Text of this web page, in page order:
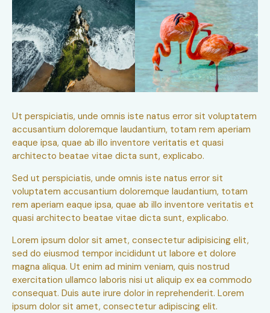
Ut perspiciatis, unde omnis iste natus error sit voluptatem
accusantium doloremque laudantium, totam rem aperiam
eaque ipsa, quae ab illo inventore veritatis et quasi
architecto beatae vitae dicta sunt, explicabo.
Sed ut perspiciatis, unde omnis iste natus error sit
voluptatem accusantium doloremque laudantium, totam
rem aperiam eaque ipsa, quae ab illo inventore veritatis et
quasi architecto beatae vitae dicta sunt, explicabo.
Lorem ipsum dolor sit amet, consectetur adipisicing elit,
sed do eiusmod tempor incididunt ut labore et dolore
magna aliqua. Ut enim ad minim veniam, quis nostrud
exercitation ullamco laboris nisi ut aliquip ex ea commodo
consequat. Duis aute irure dolor in reprehenderit. Lorem
ipsum dolor sit amet, consectetur adipiscing elit.